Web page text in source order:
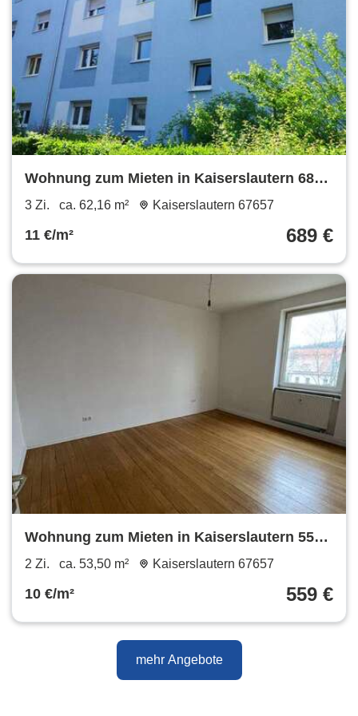
Wohnung zum Mieten in Kaiserslautern 689
€ 62.16 m²
3 Zi. ca. 62,16 m² Kaiserslautern 67657
11 €/m² 689 €
Wohnung zum Mieten in Kaiserslautern 559
€ 53.5 m²
2 Zi. ca. 53,50 m² Kaiserslautern 67657
10 €/m² 559 €
mehr Angebote